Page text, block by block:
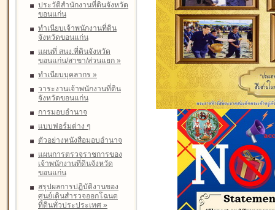
ประวัติสำนักงานที่ดินจังหวัด
ขอนแก่น
ทำเนียบเจ้าพนักงานที่ดิน
จังหวัดขอนแก่น
แผนที่ สนง.ที่ดินจังหวัด
ขอนแก่น/สาขา/ส่วนแยก »
ทำเนียบบุคลากร »
วาระงานเจ้าพนักงานที่ดิน
จังหวัดขอนแก่น
การมอบอำนาจ
แบบฟอร์มต่าง ๆ
ตัวอย่างหนังสือมอบอำนาจ
แผนการตรวจราชการของ
เจ้าพนักงานที่ดินจังหวัด
ขอนแก่น
สรุปผลการปฏิบัติงานของ
ศูนย์เดินสำรวจออกโฉนด
ที่ดินทั่วประประเทศ »